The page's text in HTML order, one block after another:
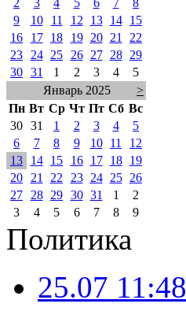
9
10 11 12 13 14
15
16
17 18 19 20 21
22
23
24 25 26 27 28
29
30 31 1 2 3 4
5
Январь 2025
>
Пн Вт Ср Чт Пт Сб Вс
30 31 1 2 3 4
5
6
7 8 9 10 11
12
13
14 15 16 17 18
19
20
21 22 23 24 25
26
27
28 29 30 31 1
2
3
4 5 6 7 8 9
Политика
25.07 11:48